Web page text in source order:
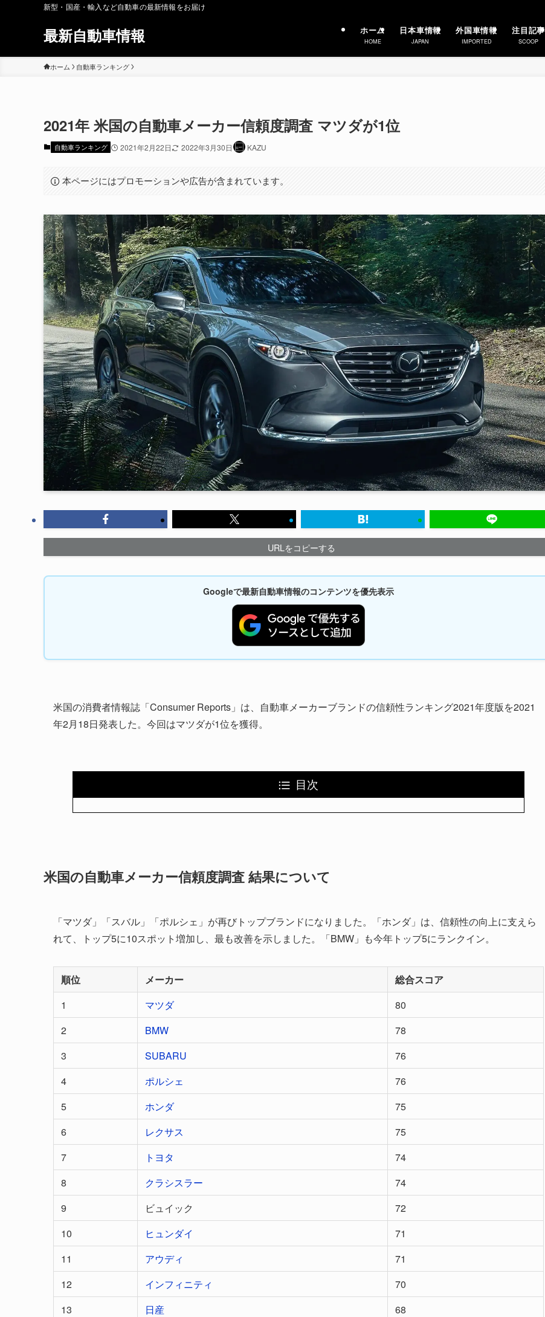
新型・国産・輸入など自動車の最新情報をお届け
最新自動車情報 ホーム
HOME
日本車情報
JAPAN
外国車情報
IMPORTED
注目記事
SCOOP
ホーム 自動車ランキング
2021年 米国の自動車メーカー信頼度調査 マツダが1位
自動車ランキング 2021年2月22日 2022年3月30日 KAZU
本ページにはプロモーションや広告が含まれています。
URLをコピーする
Googleで最新自動車情報のコンテンツを優先表示
米国の消費者情報誌「Consumer Reports」は、自動車メーカーブランドの信頼性ランキング2021年度版を2021
年2月18日発表した。今回はマツダが1位を獲得。
目次
米国の自動車メーカー信頼度調査 結果について
「マツダ」「スバル」「ポルシェ」が再びトップブランドになりました。「ホンダ」は、信頼性の向上に支えら
れて、トップ5に10スポット増加し、最も改善を示しました。「BMW」も今年トップ5にランクイン。
順位 メーカー
総合スコア
1
マツダ
80
2
BMW
78
3
SUBARU
76
4
ポルシェ
76
5
ホンダ
75
6
レクサス
75
7
トヨタ
74
8
クラシスラー
74
9
ビュイック
72
10
ヒュンダイ
71
11
アウディ
71
12
インフィニティ
70
13
日産
68